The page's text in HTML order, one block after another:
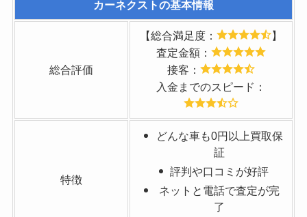
カーネクストの基本情報
総合評価
【総合満足度：
】
査定金額：
接客：
入金までのスピード：
特徴
どんな車も0円以上買取保
証
評判や口コミが好評
ネットと電話で査定が完
了